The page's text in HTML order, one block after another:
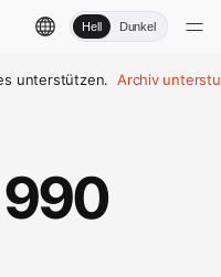
Hell Dunkel
unterstützen. Archiv